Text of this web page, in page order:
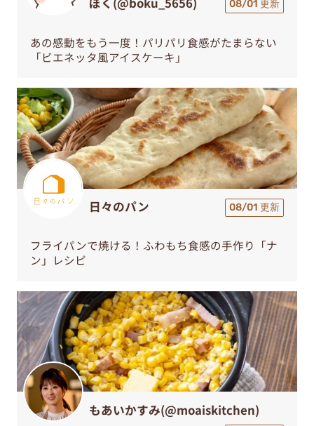
08/01 更新
あの感動をもう一度！パリパリ食感がたまらない
「ビエネッタ風アイスケーキ」
日々のパン 08/01 更新
フライパンで焼ける！ふわもち食感の手作り「ナ
ン」レシピ
もあいかすみ(@moaiskitchen)